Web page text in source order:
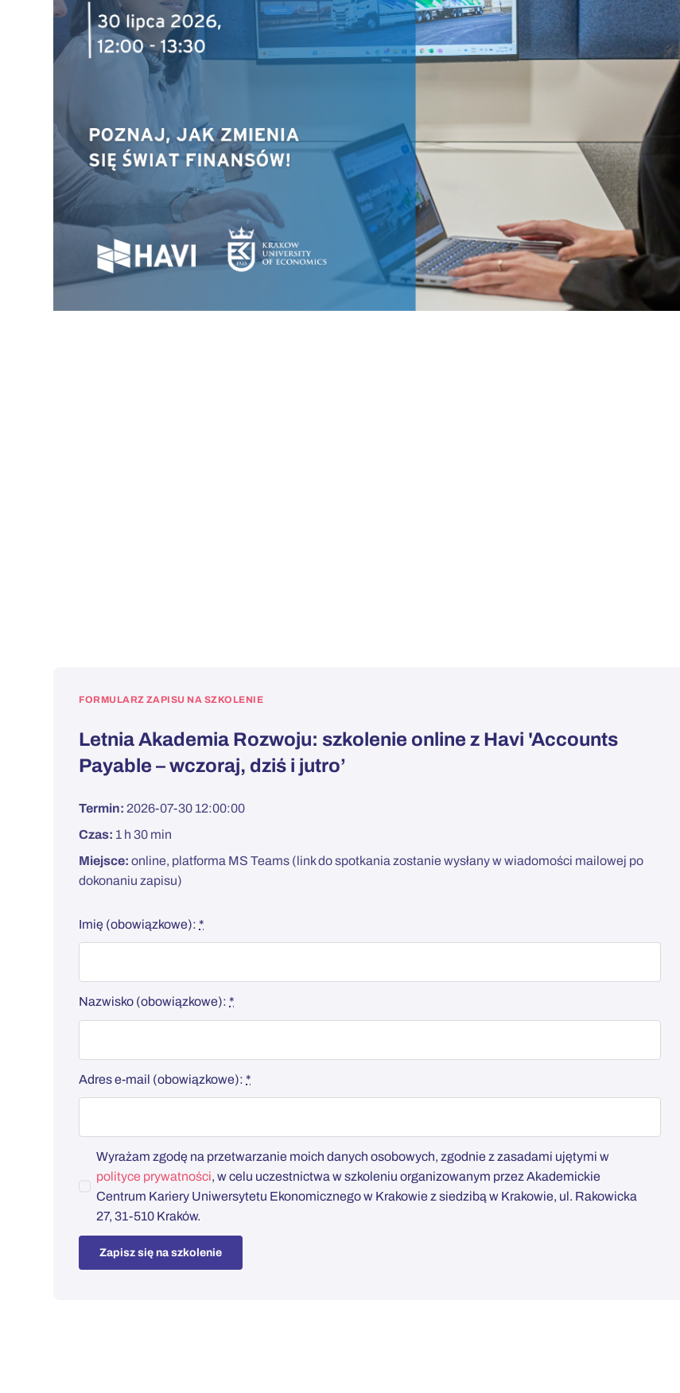
FORMULARZ ZAPISU NA SZKOLENIE
Letnia Akademia Rozwoju: szkolenie online z Havi 'Accounts
Payable – wczoraj, dziś i jutro’
Termin: 2026-07-30 12:00:00
Czas: 1 h 30 min
Miejsce:online, platforma MS Teams (link do spotkania zostanie wysłany w wiadomości mailowej po
dokonaniu zapisu)
Imię (obowiązkowe):*
Nazwisko (obowiązkowe):*
Adres e-mail (obowiązkowe):*
Wyrażam zgodę na przetwarzanie moich danych osobowych, zgodnie z zasadami ujętymi w
polityce prywatności, w celu uczestnictwa w szkoleniu organizowanym przez Akademickie
Centrum Kariery Uniwersytetu Ekonomicznego w Krakowie z siedzibą w Krakowie, ul. Rakowicka
27, 31-510 Kraków.
Zapisz się na szkolenie